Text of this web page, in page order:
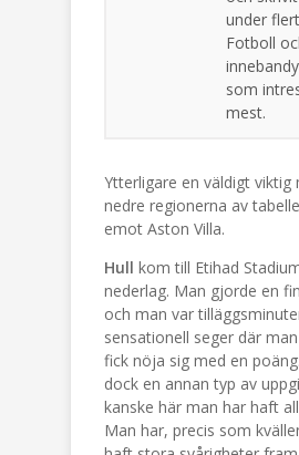
under
Fotboll
som
mest.
Ytterligare en väldigt viktig
nedre regionerna av
emot Aston Villa.
Hull kom till Etihad
nederlag. Man gjorde en
och man var
sensationell seger där
fick nöja sig med en
dock en annan typ av
kanske här man har haft
Man har, precis som